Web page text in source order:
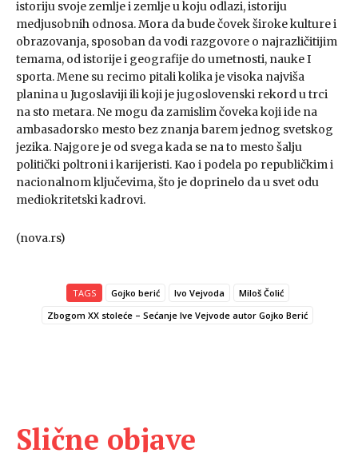
Slične objave
istoriju svoje zemlje i zemlje u koju odlazi, istoriju
medjusobnih odnosa. Mora da bude čovek široke kulture i
obrazovanja, sposoban da vodi razgovore o najrazličitijim
temama, od istorije i geografije do umetnosti, nauke I
sporta. Mene su recimo pitali kolika je visoka najviša
planina u Jugoslaviji ili koji je jugoslovenski rekord u trci
na sto metara. Ne mogu da zamislim čoveka koji ide na
ambasadorsko mesto bez znanja barem jednog svetskog
jezika. Najgore je od svega kada se na to mesto šalju
politički poltroni i karijeristi. Kao i podela po republičkim i
nacionalnom ključevima, što je doprinelo da u svet odu
mediokritetski kadrovi.
(nova.rs)
TAGS Gojko berić Ivo Vejvoda
Miloš Čolić
Zbogom XX stoleće – Sećanje Ive Vejvode autor Gojko Berić